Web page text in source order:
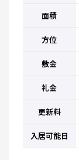
面積
方位
敷金
礼金
更新料
入居可能日